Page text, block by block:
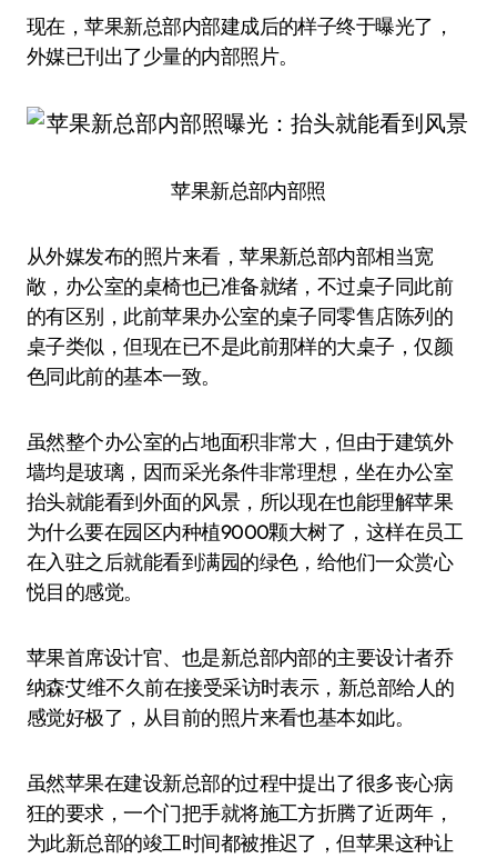
现在，苹果新总部内部建成后的样子终于曝光了，
外媒已刊出了少量的内部照片。
苹果新总部内部照
从外媒发布的照片来看，苹果新总部内部相当宽
敞，办公室的桌椅也已准备就绪，不过桌子同此前
的有区别，此前苹果办公室的桌子同零售店陈列的
桌子类似，但现在已不是此前那样的大桌子，仅颜
色同此前的基本一致。
虽然整个办公室的占地面积非常大，但由于建筑外
墙均是玻璃，因而采光条件非常理想，坐在办公室
抬头就能看到外面的风景，所以现在也能理解苹果
为什么要在园区内种植9000颗大树了，这样在员工
在入驻之后就能看到满园的绿色，给他们一众赏心
悦目的感觉。
苹果首席设计官、也是新总部内部的主要设计者乔
纳森·艾维不久前在接受采访时表示，新总部给人的
感觉好极了，从目前的照片来看也基本如此。
虽然苹果在建设新总部的过程中提出了很多丧心病
狂的要求，一个门把手就将施工方折腾了近两年，
为此新总部的竣工时间都被推迟了，但苹果这种让